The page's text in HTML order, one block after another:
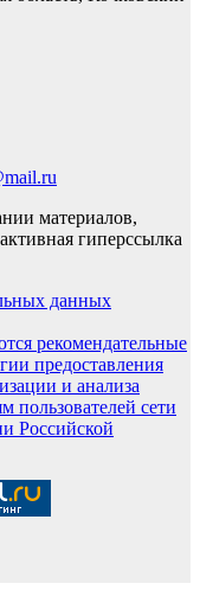
материалов,
гиперссылка
данных
рекомендательные
предоставления
и анализа
пользователей сети
Российской